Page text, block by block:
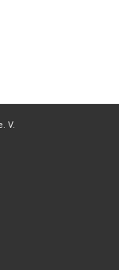
V.